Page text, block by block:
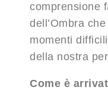
comprensione
dell’Ombra
momenti
della nostra
Come è